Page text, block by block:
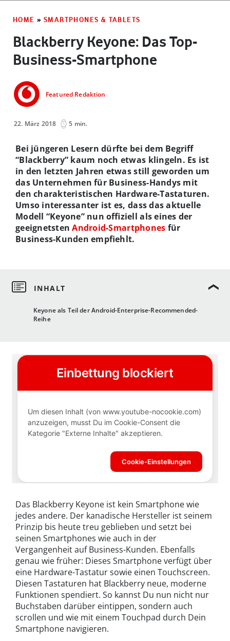
HOME » SMARTPHONES & TABLETS
Blackberry Keyone: Das Top-
Business-Smartphone
Featured Redaktion
22. März 2018 5 min.
Keyone als Teil der Android-Enterprise-Recommended-
Reihe
Bei jüngeren Lesern dürfte bei dem Begriff
“Blackberry” kaum noch etwas klingeln. Es ist
in den letzten Jahren etwas still geworden um
das Unternehmen für Business-Handys mit
den charakteristischen Hardware-Tastaturen.
Umso interessanter ist es, dass das aktuelle
Modell “Keyone” nun offiziell als eines der
geeignetstenAndroid-Smartphones für
Business-Kunden empfiehlt.
Das Blackberry Keyone ist kein Smartphone wie
jedes andere. Der kanadische Hersteller ist seinem
Prinzip bis heute treu geblieben und setzt bei
seinen Smartphones wie auch in der
Vergangenheit auf Business-Kunden. Ebenfalls
genau wie früher: Dieses Smartphone verfügt über
eine Hardware-Tastatur sowie einen Touchscreen.
Diesen Tastaturen hat Blackberry neue, moderne
Funktionen spendiert. So kannst Du nun nicht nur
Buchstaben darüber eintippen, sondern auch
scrollen und wie mit einem Touchpad durch Dein
Smartphone navigieren.